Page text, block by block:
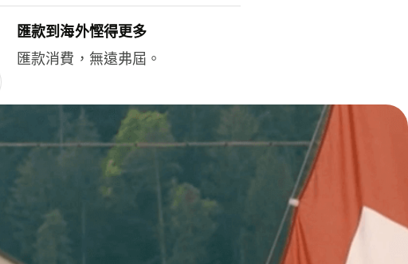
匯款到海外慳得更多
匯款消費，無遠弗屆。